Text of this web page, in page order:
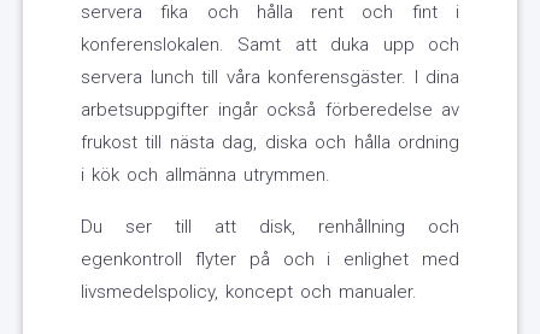
servera fika och hålla rent och fint i
konferenslokalen. Samt att duka upp och
servera lunch till våra konferensgäster. I dina
arbetsuppgifter ingår också förberedelse av
frukost till nästa dag, diska och hålla ordning
i kök och allmänna utrymmen.
Du ser till att disk, renhållning och
egenkontroll flyter på och i enlighet med
livsmedelspolicy, koncept och manualer.